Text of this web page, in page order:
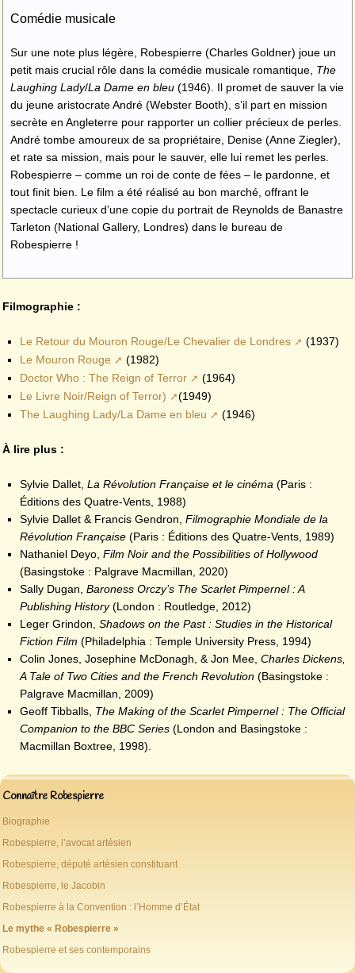
Comédie musicale
Sur une note plus légère, Robespierre (Charles Goldner) joue un
petit mais crucial rôle dans la comédie musicale romantique, The
Laughing Lady/La Dame en bleu(1946). Il promet de sauver la vie
du jeune aristocrate André (Webster Booth), s’il part en mission
secrète en Angleterre pour rapporter un collier précieux de perles.
André tombe amoureux de sa propriétaire, Denise (Anne Ziegler),
et rate sa mission, mais pour le sauver, elle lui remet les perles.
Robespierre – comme un roi de conte de fées – le pardonne, et
tout finit bien. Le film a été réalisé au bon marché, offrant le
spectacle curieux d’une copie du portrait de Reynolds de Banastre
Tarleton (National Gallery, Londres) dans le bureau de
Robespierre !
Filmographie :
Le Retour du Mouron Rouge/Le Chevalier de Londres
(1937)
Le Mouron Rouge
(1982)
Doctor Who : The Reign of Terror
(1964)
Le Livre Noir/Reign of Terror)
(1949)
The Laughing Lady/La Dame en bleu
(1946)
À lire plus :
Sylvie Dallet, La Révolution Française et le cinéma (Paris :
Éditions des Quatre-Vents, 1988)
Sylvie Dallet & Francis Gendron, Filmographie Mondiale de la
Révolution Française(Paris : Éditions des Quatre-Vents, 1989)
Nathaniel Deyo, Film Noir and the Possibilities of Hollywood
(Basingstoke : Palgrave Macmillan, 2020)
Sally Dugan, Baroness Orczy’s The Scarlet Pimpernel : A
Publishing History(London : Routledge, 2012)
Leger Grindon, Shadows on the Past : Studies in the Historical
Fiction Film (Philadelphia : Temple University Press, 1994)
Colin Jones, Josephine McDonagh, & Jon Mee, Charles Dickens,
A Tale of Two Cities and the French Revolution(Basingstoke :
Palgrave Macmillan, 2009)
Geoff Tibballs, The Making of the Scarlet Pimpernel : The Official
Companion to the BBC Series(London and Basingstoke :
Macmillan Boxtree, 1998).
Connaître Robespierre
Biographie
Robespierre, l’avocat artésien
Robespierre, député artésien constituant
Robespierre, le Jacobin
Robespierre à la Convention : l’Homme d’État
Le mythe « Robespierre »
Robespierre et ses contemporains